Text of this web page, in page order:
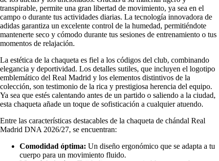
transpirable, permite una gran libertad de movimiento, ya sea en el
campo o durante tus actividades diarias. La tecnología innovadora de
adidas garantiza un excelente control de la humedad, permitiéndote
mantenerte seco y cómodo durante tus sesiones de entrenamiento o tus
momentos de relajación.
La estética de la chaqueta es fiel a los códigos del club, combinando
elegancia y deportividad. Los detalles sutiles, que incluyen el logotipo
emblemático del Real Madrid y los elementos distintivos de la
colección, son testimonio de la rica y prestigiosa herencia del equipo.
Ya sea que estés calentando antes de un partido o saliendo a la ciudad,
esta chaqueta añade un toque de sofisticación a cualquier atuendo.
Entre las características destacables de la chaqueta de chándal Real
Madrid DNA 2026/27, se encuentran:
Comodidad óptima: Un diseño ergonómico que se adapta a tu
cuerpo para un movimiento fluido.